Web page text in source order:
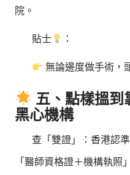
院。
貼士 ：
無論邊度做手術，
五、點樣搵到
黑心機構
查「雙證」：香港認
「醫師資格證＋機構執照